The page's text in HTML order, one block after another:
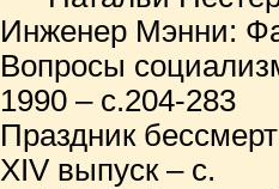
Инженер Мэнни:
Вопросы
1990 – с.204-283
Праздник
XIV выпуск – с.